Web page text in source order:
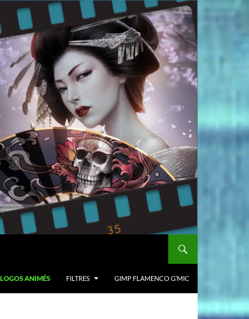
LOGOS ANIMÉS FILTRES GIMP FLAMENCO G’MIC